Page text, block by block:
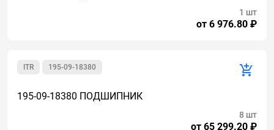
от 6 976.80 ₽
1 шт
195-09-18380
ITR
195-09-18380 ПОДШИПНИК
от 65 299.20 ₽
8 шт